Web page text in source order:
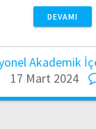
DEVAMI
Akademik
17 Mart 2024